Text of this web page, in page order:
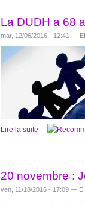
La DUDH a 68
mar, 12/06/2016 - 12:41 —
Lire la suite
20 novembre :
ven, 11/18/2016 - 17:09 —